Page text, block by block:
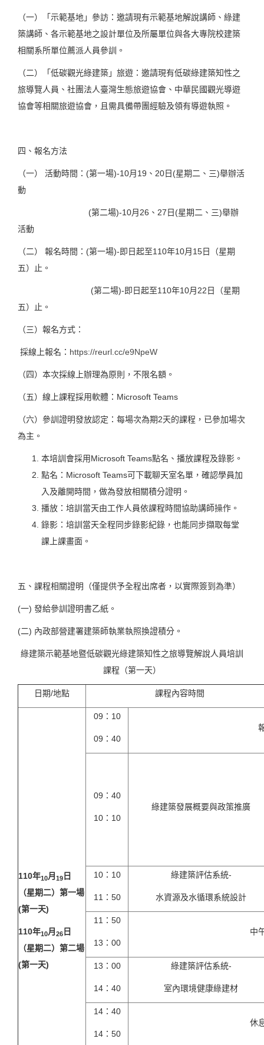
（一）「示範基地」參訪：邀請現有示範基地解說講師、綠建
築講師、各示範基地之設計單位及所屬單位與各大專院校建築
相關系所單位薦派人員參訓。
（二）「低碳觀光綠建築」旅遊：邀請現有低碳綠建築知性之
旅導覽人員、社團法人臺灣生態旅遊協會、中華民國觀光導遊
協會等相關旅遊協會，且需具備帶團經驗及領有導遊執照。
四、報名方法
（一） 活動時間：(第一場)-10月19、20日(星期二、三)舉辦活
動
(第二場)-10月26、27日(星期二、三)舉辦
活動
（二） 報名時間：(第一場)-即日起至110年10月15日（星期
五）止。
(第二場)-即日起至110年10月22日（星期
五）止。
（三）報名方式：
採線上報名： https://reurl.cc/e9NpeW
（四）本次採線上辦理為原則，不限名額。
（五）線上課程採用軟體：Microsoft Teams
（六）參訓證明發放認定：每場次為期2天的課程，已參加場次
為主。
本培訓會採用Microsoft Teams點名、播放課程及錄影。
點名：Microsoft Teams可下載聊天室名單，確認學員加
入及離開時間，做為發放相關積分證明。
播放：培訓當天由工作人員依課程時間協助講師操作。
錄影：培訓當天全程同步錄影紀錄，也能同步擷取每堂
課上課畫面。
五、課程相關證明（僅提供予全程出席者，以實際簽到為準）
(一) 發給參訓證明書乙紙。
(二) 內政部營建署建築師執業執照換證積分。
綠建築示範基地暨低碳觀光綠建築知性之旅導覽解說人員培訓
課程（第一天）
日期/地點 課程內容時間
110年10月 19 日
（星期二）第一場
(第一天)
110年10月 26 日
（星期二）第二場
(第一天)
09：10
09：40
09：40
10：10
綠建築發展概要與政策推廣
10：10
11：50
綠建築評估系統-
水資源及水循環系統設計
11：50
13：00
中
13：00
14：40
綠建築評估系統-
室內環境健康綠建材
14：40
14：50
休